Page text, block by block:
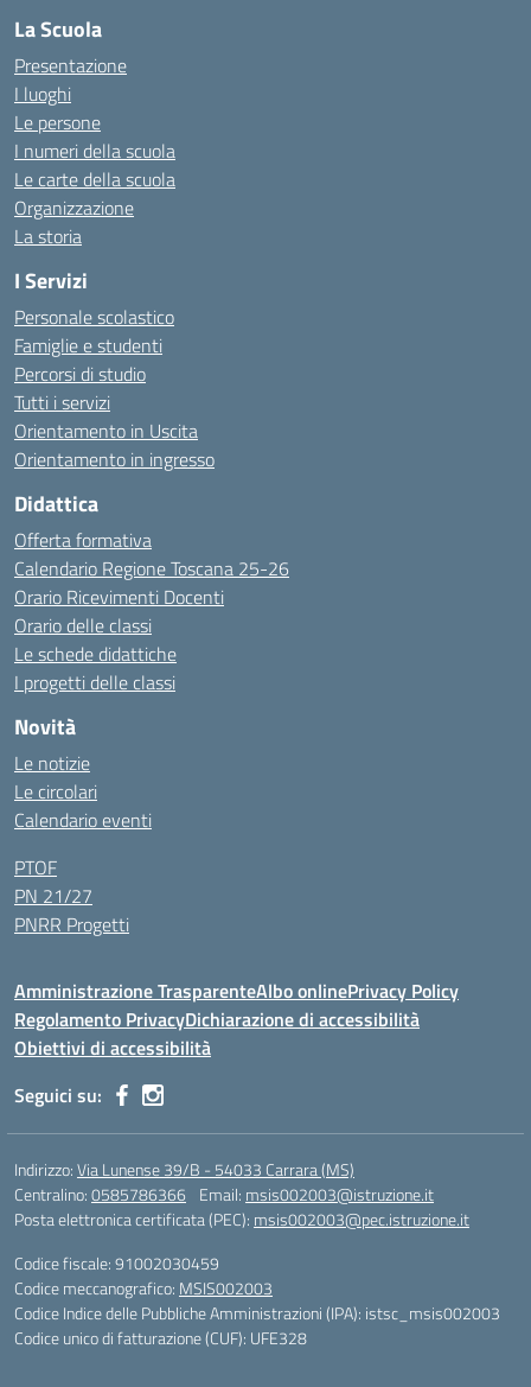
La Scuola
Presentazione
I luoghi
Le persone
I numeri della scuola
Le carte della scuola
Organizzazione
La storia
I Servizi
Personale scolastico
Famiglie e studenti
Percorsi di studio
Tutti i servizi
Orientamento in Uscita
Orientamento in ingresso
Didattica
Offerta formativa
Calendario Regione Toscana 25-26
Orario Ricevimenti Docenti
Orario delle classi
Le schede didattiche
I progetti delle classi
Novità
Le notizie
Le circolari
Calendario eventi
PTOF
PN 21/27
PNRR Progetti
Amministrazione TrasparenteAlbo onlinePrivacy Policy
Regolamento PrivacyDichiarazione di accessibilità
Obiettivi di accessibilità
Seguici su:
Indirizzo:Via Lunense 39/B - 54033 Carrara (MS)
Centralino:0585786366 Email: msis002003@istruzione.it
Posta elettronica certificata (PEC): msis002003@pec.istruzione.it
Codice fiscale: 91002030459
Codice meccanografico: MSIS002003
Codice Indice delle Pubbliche Amministrazioni (IPA): istsc_msis002003
Codice unico di fatturazione (CUF): UFE328